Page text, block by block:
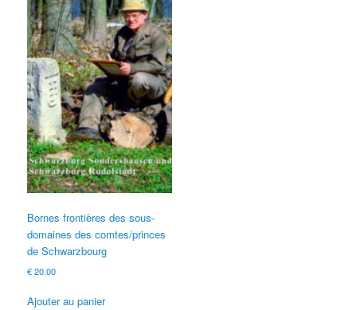
Bornes frontières des sous-
domaines des comtes/princes
de Schwarzbourg
€20.00
Ajouter au panier